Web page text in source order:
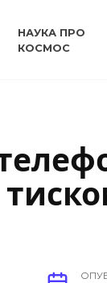
НАУКА ПРО
КОСМОС